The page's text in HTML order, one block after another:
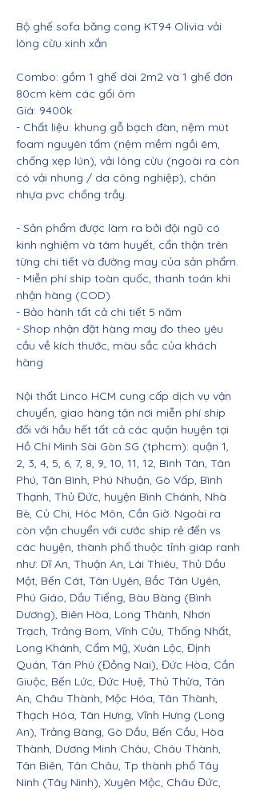
Bộ ghế sofa băng cong KT94 Olivia vải
lông cừu xinh xắn
Combo: gồm 1 ghế dài 2m2 và 1 ghế đơn
80cm kèm các gối ôm
Giá: 9400k
- Chất liệu: khung gỗ bạch đàn, nệm mút
foam nguyên tấm (nệm mềm ngồi êm,
chống xẹp lún), vải lông cừu (ngoài ra còn
có vải nhung / da công nghiệp), chân
nhựa pvc chống trầy.
- Sản phẩm được làm ra bởi đội ngũ có
kinh nghiệm và tâm huyết, cẩn thận trên
từng chi tiết và đường may của sản phẩm.
- Miễn phí ship toàn quốc, thanh toán khi
nhận hàng (COD)
- Bảo hành tất cả chi tiết 5 năm
- Shop nhận đặt hàng may đo theo yêu
cầu về kích thước, màu sắc của khách
hàng
Nội thất Linco HCM cung cấp dịch vụ vận
chuyển, giao hàng tận nơi miễn phí ship
đối với hầu hết tất cả các quận huyện tại
Hồ Chí Minh Sài Gòn SG (tphcm): quận 1,
2, 3, 4, 5, 6, 7, 8, 9, 10, 11, 12, Bình Tân, Tân
Phú, Tân Bình, Phú Nhuận, Gò Vấp, Bình
Thạnh, Thủ Đức, huyện Bình Chánh, Nhà
Bè, Củ Chi, Hóc Môn, Cần Giờ. Ngoài ra
còn vận chuyển với cước ship rẻ đến vs
các huyện, thành phố thuộc tỉnh giáp ranh
như: Dĩ An, Thuận An, Lái Thiêu, Thủ Dầu
Một, Bến Cát, Tân Uyên, Bắc Tân Uyên,
Phú Giáo, Dầu Tiếng, Bàu Bàng (Bình
Dương), Biên Hòa, Long Thành, Nhơn
Trạch, Trảng Bom, Vĩnh Cửu, Thống Nhất,
Long Khánh, Cẩm Mỹ, Xuân Lộc, Định
Quán, Tân Phú (Đồng Nai), Đức Hòa, Cần
Giuộc, Bến Lức, Đức Huệ, Thủ Thừa, Tân
An, Châu Thành, Mộc Hóa, Tân Thành,
Thạch Hóa, Tân Hưng, Vĩnh Hưng (Long
An), Trảng Bàng, Gò Dầu, Bến Cầu, Hòa
Thành, Dương Minh Châu, Châu Thành,
Tân Biên, Tân Châu, Tp thành phố Tây
Ninh (Tây Ninh), Xuyên Mộc, Châu Đức,